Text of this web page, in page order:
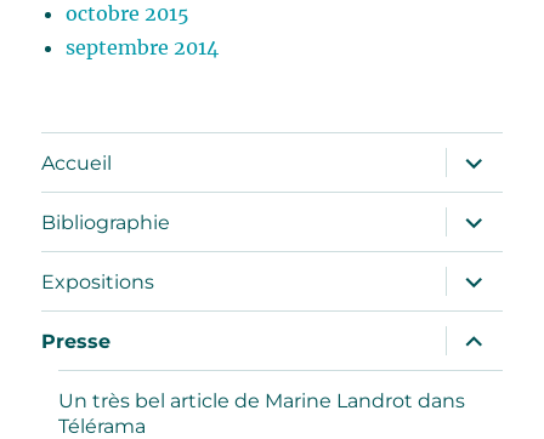
octobre 2015
septembre 2014
Accueil
ouvrir
le
sous-
menu
Bibliographie
ouvrir
le
sous-
menu
Expositions
ouvrir
le
sous-
menu
Presse
ouvrir
le
sous-
menu
Un très bel article de Marine Landrot dans
Télérama